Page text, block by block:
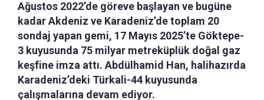
Ağustos 2022’de göreve başlayan ve bugüne
kadar Akdeniz ve Karadeniz’de toplam 20
sondaj yapan gemi, 17 Mayıs 2025’te Göktepe-
3 kuyusunda 75 milyar metreküplük doğal gaz
keşfine imza attı. Abdülhamid Han, halihazırda
Karadeniz’deki Türkali-44 kuyusunda
çalışmalarına devam ediyor.